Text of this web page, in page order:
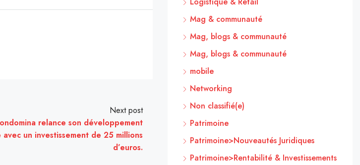
Next post
relance son développement
un investissement de 25 millions
d’euros.
Mag & communauté
Mag, blogs & communauté
Mag, blogs & communauté
mobile
Networking
Non classifié(e)
Patrimoine
Patrimoine>Nouveautés Juridiques
Patrimoine>Rentabilité & Investissements